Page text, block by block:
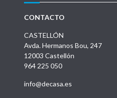
CONTACTO
CASTELLÓN
Avda. Hermanos Bou, 247
12003 Castellón
964 225 050
info@decasa.es